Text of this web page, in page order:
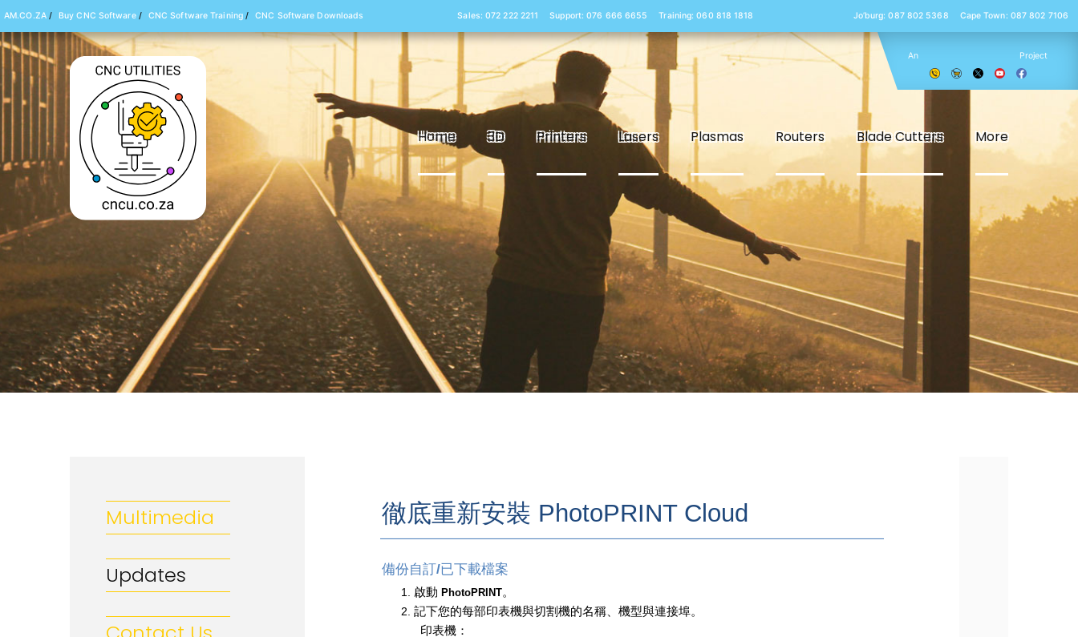
Home 3D Printers Lasers Plasmas Routers Blade Cutters More
AM.CO.ZA/ Buy CNC Software/ CNC Software Training/ CNC Software Downloads Sales: 072 222 2211 Support: 076 666 6655 Training: 060 818 1818 Jo’burg: 087 802 5368 Cape Town: 087 802 7106
An Project
Multimedia
Updates
You are here:
AM.CO.ZA
Buythis
directTOFILM-DTF-Textile-Printer
SAi FlexiPRINT Ver_21 DTF Cloud Edition
Cloud Install Instructions
徹底重新安裝 PhotoPRINT Cloud
備份自訂/已下載檔案
1. 啟動 PhotoPRINT。
2. 記下您的每部印表機與切割機的名稱、機型與連接埠。
印表機：